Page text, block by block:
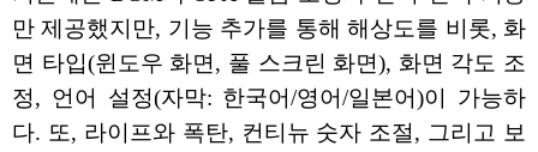
만 제공했지만, 기능 추가를 통해 해상도를 비롯, 화
면 타입(윈도우 화면, 풀 스크린 화면), 화면 각도 조
정, 언어 설정(자막: 한국어/영어/일본어)이 가능하
다. 또, 라이프와 폭탄, 컨티뉴 숫자 조절, 그리고 보